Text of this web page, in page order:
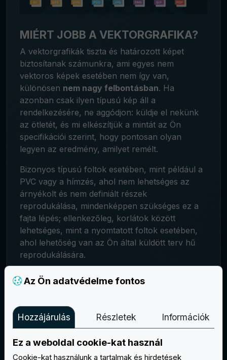
MIÉRT JOBB A VEKTORGRAFIKA?
A vektorgrafikák tiszta és határozott képet
biztosítanak számunkra, ami egyes nem
vektoros képek esetében nem így van,
különösen nem nagy felbontásban. Ha
azonban csak ilyen típusú kép áll a
rendelkezésére, ne aggódjon: küldje el nekünk
az ötletét, és mi elkészítjük a mintát az Ön
specifikációi szerint, hogy pontosan olyan
legyen az eredmény, amilyet remélt.
Bizonyos típusú foltok esetében, mint például a
PVC vagy a hímzés, ahol nem lehetséges az
árnyékolt és nem definiált részek
reprodukálása, mindenképpen szükséges ez a
fajta lépés; ellenkezőleg, korlátok között
lehetséges, mint a nyomtatott foltok esetében,
ahol lehetőség van az Ön által küldött terv hű
reprodukálására.
Amint megkapjuk az Ön tervét vagy ötletét
javaslatot teszünk arra, hogy milyen grafikát
jóváhagyjuk, megkezdődik a tényleges gyártás
(3).
Az Ön adatvédelme fontos
Hozzájárulás Részletek Információk
Ez a weboldal cookie-kat használ
Cookie-kat használunk a tartalmak és hirdetések